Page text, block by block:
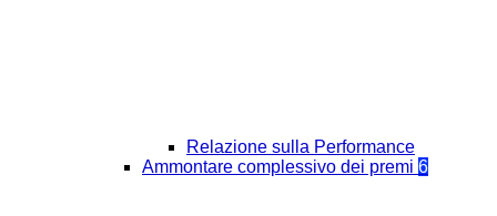
Relazione sulla Performance
Ammontare complessivo dei premi 6